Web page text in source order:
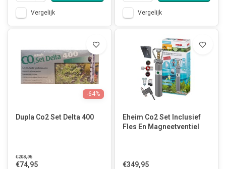
Vergelijk Vergelijk
-64%
Dupla Co2 Set Delta 400
€208,95
€74,95
Eheim Co2 Set Inclusief
Fles En Magneetventiel
€349,95